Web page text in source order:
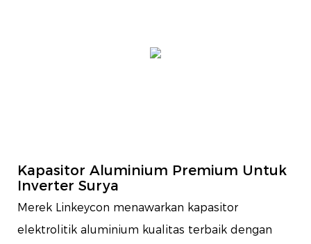
Kapasitor Aluminium Premium Untuk
Inverter Surya
Merek Linkeycon menawarkan kapasitor
elektrolitik aluminium kualitas terbaik dengan